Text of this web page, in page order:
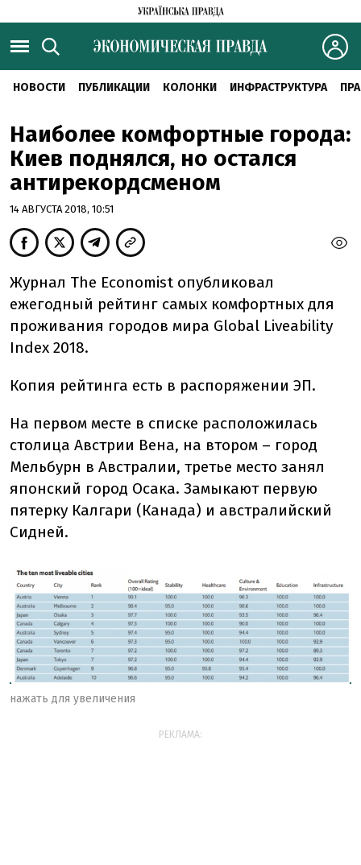
НОВОСТИ ПУБЛИКАЦИИ КОЛОНКИ ИНФРАСТРУКТУРА
Наиболее комфортные города:
Киев поднялся, но остался
антирекордсменом
14 АВГУСТА 2018, 10:51
Журнал The Economist опубликовал
ежегодный рейтинг самых комфортных для
проживания городов мира Global Liveability
Index 2018.
Копия рейтинга есть в распоряжении ЭП.
На первом месте в списке расположилась
столица Австрии Вена, на втором – город
Мельбурн в Австралии, третье место занял
японский город Осака. Замыкают первую
пятерку Калгари (Канада) и австралийский
Сидней.
нажать для увеличения
РЕКЛАМА: